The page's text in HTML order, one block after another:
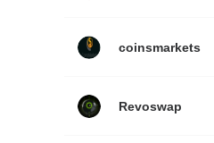
coinsmarkets
Revoswap